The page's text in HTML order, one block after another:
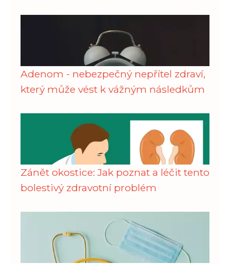
Adenom - nebezpečný nepřítel zdraví,
který může vést k vážným následkům
Zánět okostice: Jak poznat a léčit tento
bolestivý zdravotní problém